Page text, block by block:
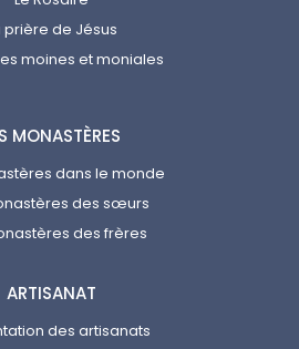
MONASTÈRES
dans le monde
des sœurs
des frères
ARTISANAT
des artisanats
prière de Jésus
moines et moniales